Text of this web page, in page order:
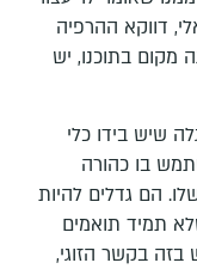
דווקא ההרפיה
מקום בתוכנו, יש
שיש בידו כלי
בו כהורה
הם גדלים להיות
תמיד תואמים
בקשר הזוגי,